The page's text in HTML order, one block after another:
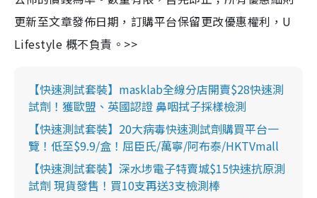
更新至文章發佈日期，訂購平台保留更改優惠權利，U
Lifestyle 概不負責。>>
【快速測試套裝】masklab全線分店開賣$28快速測
試劑！獲歐盟、英國認證 鼻咽拭子採樣檢測
【快速測試套裝】20大病毒快速測試劑購買平台一
覽！低至$9.9/盒！屈臣氏/萬寧/阿布泰/HKTVmall
【快速測試套裝】深水埗電子特賣城$15快速抗原測
試劑 現貨發售！買10支再送3支檢測棒